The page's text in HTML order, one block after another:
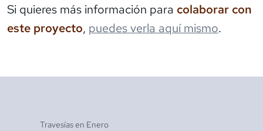
Si quieres más información para colaborar con
este proyecto, puedes verla aquí mismo.
Travesías en Enero